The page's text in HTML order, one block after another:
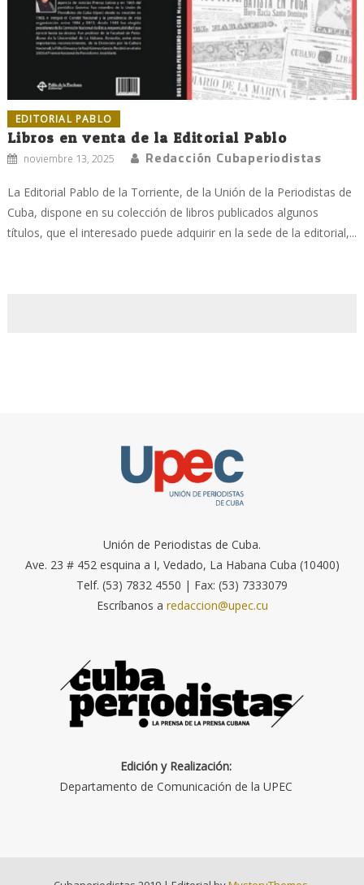
EDITORIAL PABLO
Libros en venta de la Editorial Pablo
noviembre 13, 2025 Redacción Cubaperiodistas
La Editorial Pablo de la Torriente, de la Unión de la Periodistas de
Cuba, dispone en su colección de libros publicados algunos
títulos, que el interesado puede adquirir en la sede de la editorial,...
Unión de Periodistas de Cuba.
Ave. 23 # 452 esquina a I, Vedado, La Habana Cuba (10400)
Telf. (53) 7832 4550 | Fax: (53) 7333079
Escríbanos a redaccion@upec.cu
Edición y Realización:
Departamento de Comunicación de la UPEC